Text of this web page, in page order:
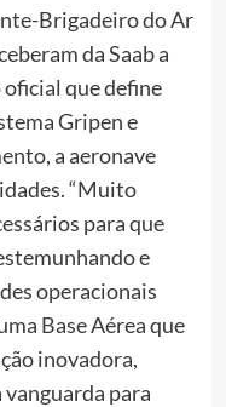
Brigadeiro do Ar
da Saab a
que define
Gripen e
a aeronave
“Muito
para que
e
operacionais
Base Aérea que
inovadora,
vanguarda para